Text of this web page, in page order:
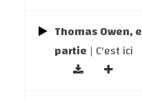
Thomas Owen,
partie | C'est ici